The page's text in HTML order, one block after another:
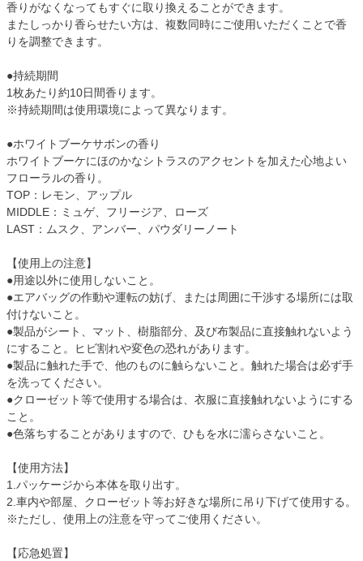
香りがなくなってもすぐに取り換えることができます。
またしっかり香らせたい方は、複数同時にご使用いただくことで香
りを調整できます。
●持続期間
1枚あたり約10日間香ります。
※持続期間は使用環境によって異なります。
●ホワイトブーケサボンの香り
ホワイトブーケにほのかなシトラスのアクセントを加えた心地よい
フローラルの香り。
TOP：レモン、アップル
MIDDLE：ミュゲ、フリージア、ローズ
LAST：ムスク、アンバー、パウダリーノート
【使用上の注意】
●用途以外に使用しないこと。
●エアバッグの作動や運転の妨げ、または周囲に干渉する場所には取
付けないこと。
●製品がシート、マット、樹脂部分、及び布製品に直接触れないよう
にすること。ヒビ割れや変色の恐れがあります。
●製品に触れた手で、他のものに触らないこと。触れた場合は必ず手
を洗ってください。
●クローゼット等で使用する場合は、衣服に直接触れないようにする
こと。
●色落ちすることがありますので、ひもを水に濡らさないこと。
【使用方法】
1.パッケージから本体を取り出す。
2.車内や部屋、クローゼット等お好きな場所に吊り下げて使用する。
※ただし、使用上の注意を守ってご使用ください。
【応急処置】